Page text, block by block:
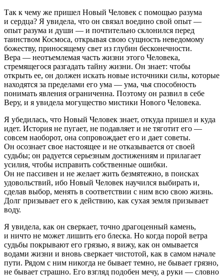
Так к чему же пришел Новый Человек с помощью разума
и сердца? Я увидела, что он связал воедино свой опыт —
опыт разума и души — и почтительно склонился перед
таинством Космоса, открывая свою сущность неведомому
божеству, приносящему свет из глубин бесконечности.
Вера — неотъемлемая часть жизни этого Человека,
стремящегося разгадать тайну жизни. Он знает: чтобы
открыть ее, он должен искать новые источники силы, которые
находятся за пределами его ума — ума, чья способность
понимать явления ограниченна. Поэтому он развил в себе
Веру, и я увидела могущество мистики Нового Человека.
Я убедилась, что Новый Человек знает, откуда пришел и куда
идет. История не пугает, не подавляет и не тяготит его —
совсем наоборот, она сопровождает его и дает советы.
Он осознает свое настоящее и не отказывается от своей
судьбы; он радуется серьезным достижениям и прилагает
усилия, чтобы исправить собственные ошибки.
Он не пассивен и не желает жить безмятежно, в поисках
удовольствий, ибо Новый Человек научился выбирать и,
сделав выбор, менять в соответствии с ним всю свою жизнь.
Долг призывает его к действию, как сухая земля призывает
воду.
Я увидела, как он сверкает, точно драгоценный камень,
и ничто не может лишить его блеска. Но когда порой ветра
судьбы покрывают его грязью, я вижу, как он омывается
водами жизни и вновь сверкает чистотой, как в самом начале
пути. Рядом с ним никогда не бывает темно, не бывает грязно,
не бывает страшно. Его взгляд подобен мечу, а руки — словно